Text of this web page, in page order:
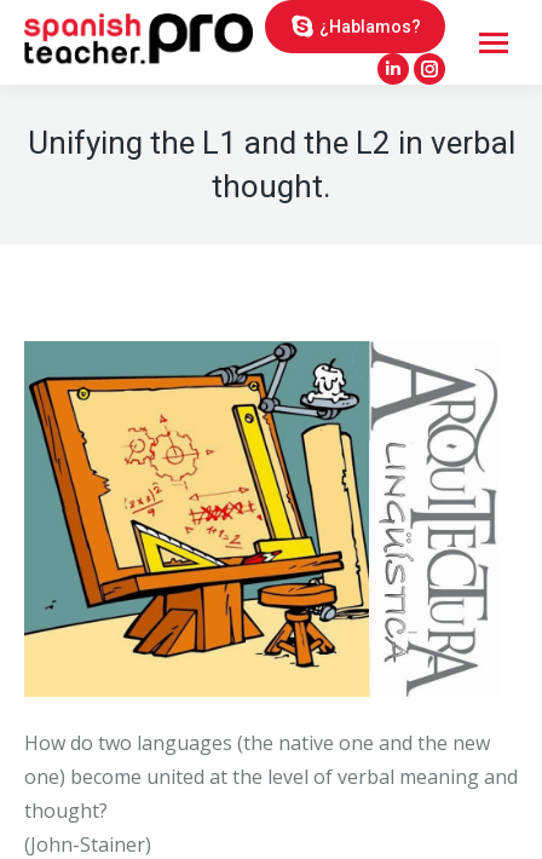
¿Hablamos?
Linkedin
opens
Instagram
opens
Unifying the L1 and the L2 in verbal
thought.
How do two languages (the native one and the new
one) become united at the level of verbal meaning and
thought?
(John-Stainer)